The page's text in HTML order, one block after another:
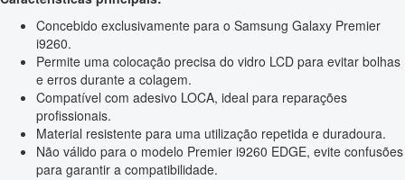
Concebido exclusivamente para o Samsung Galaxy Premier
i9260.
Permite uma colocação precisa do vidro LCD para evitar bolhas
e erros durante a colagem.
Compatível com adesivo LOCA, ideal para reparações
profissionais.
Material resistente para uma utilização repetida e duradoura.
Não válido para o modelo Premier i9260 EDGE, evite confusões
para garantir a compatibilidade.